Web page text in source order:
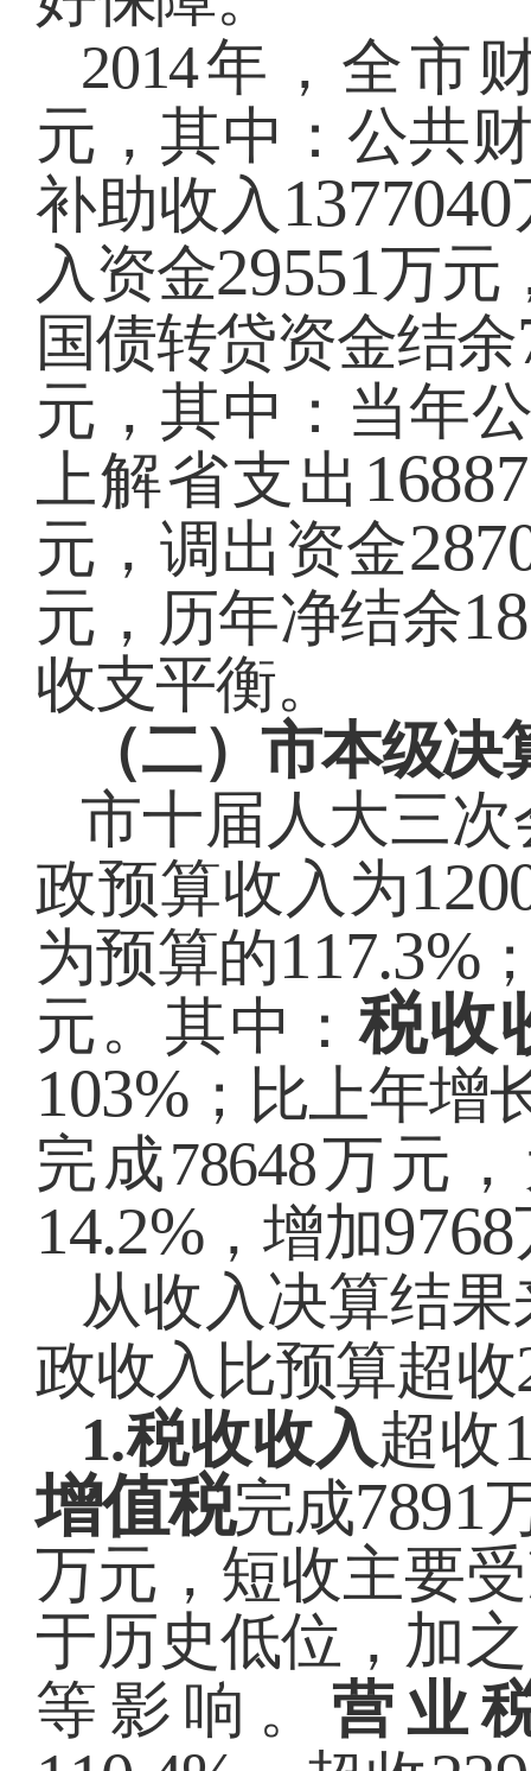
2014年，全市
元，其中：公共
补助收入 1377040
入资金29551万元
国债转贷资金结余
元，其中：当年
上解省支出
元，调出资金
元，历年净结余
收支平衡。
（二）市本级决
市十届人大三
政预算收入为
为预算的117.3%
元。其中：税收
103%；比上年增
完成78648万元 ，
14.2%，增加9768
从收入决算结
政收入比预算超收
1.税收收入超收
增值税完成7891
万元， 短收主要
于历史低位，加
等影响。 营业